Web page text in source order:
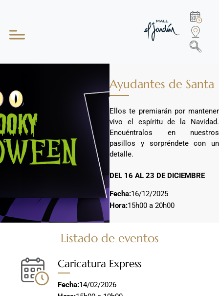
Ayudantes de Santa
Ellos te premiarán por mantener
vivo el espíritu de la Navidad.
Encuéntralos en nuestros
pasillos y sorpréndete con un
detalle.
DEL 16 AL 23 DE DICIEMBRE
Fecha:16/12/2025
Hora:15h00 a 20h00
Listado de eventos
Caricatura Express
Fecha:14/02/2026